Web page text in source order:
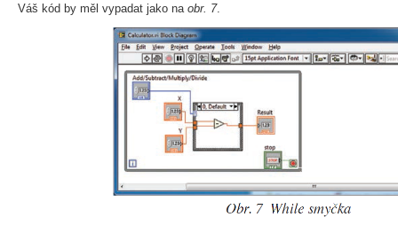
Váš kód by měl vypadat jako na obr. 7.